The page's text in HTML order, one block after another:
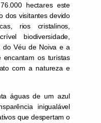
hectares este
dos visitantes devido
rios cristalinos,
biodiversidade,
do Véu de Noiva e a
encantam os turistas
com a natureza e
águas de um azul
inigualável
que despertam o